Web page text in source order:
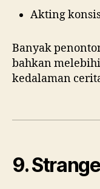
Akting
Banyak
bahkan
kedalaman
9.